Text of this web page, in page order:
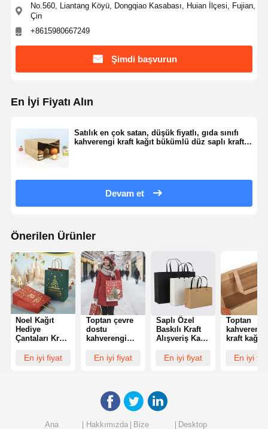
No.560, Liantang Köyü, Dongqiao Kasabası, Huian İlçesi, Fujian,
Çin
+8615980667249
Şimdi başvurun
En İyi Fiyatı Alın
Satılık en çok satan, düşük fiyatlı, gıda sınıfı
kahverengi kraft kağıt bükümlü düz saplı kraft
Devam et
Önerilen Ürünler
Noel Kağıt
Hediye
Çantaları Kraft
El Çantaları
Dönüştürülmüş
En iyi fiyat
Toptan çevre
dostu
kahverengi
torbaları, Noel
partileri,
uygundur ve
logolarla
özelleştirilebilir
En iyi fiyat
Saplı Özel
Baskılı Kraft
Alışveriş Kağıt
İçinEn iyi fiyat
Toptan
kahverengi
kraft kağıt
hediye
çantaları,
En iyi
Ana Hakkımızda Bize Desktop